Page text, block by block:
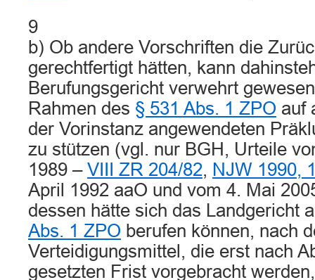
9
b) Ob andere Vorschriften die
gerechtfertigt hätten, kann
Berufungsgericht verwehrt
Rahmen des § 531 Abs. 1 ZPO auf
der Vorinstanz angewendeten
zu stützen (vgl. nur BGH, Urteile
1989 – VIII ZR 204/82, NJW 1990,
April 1992 aaO und vom 4. Mai
dessen hätte sich das Landgericht
Abs. 1 ZPO berufen können, nach
Verteidigungsmittel, die erst nach
gesetzten Frist vorgebracht